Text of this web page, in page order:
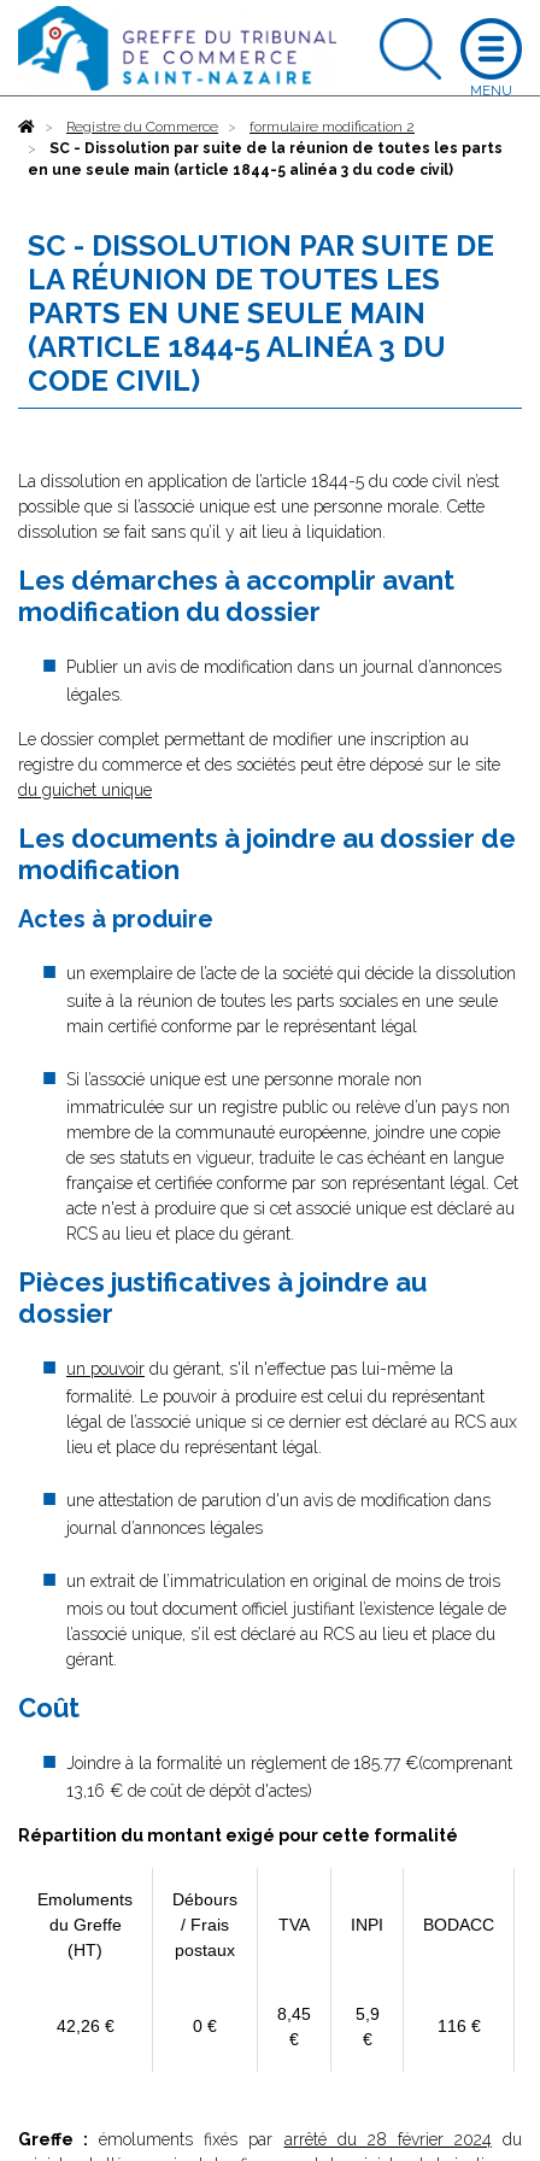
AccueilRegistre du Commerce
formulaire modification 2
SC - Dissolution par suite de la réunion de toutes les parts
en une seule main (article 1844-5 alinéa 3 du code civil)
SC - DISSOLUTION PAR SUITE DE
LA RÉUNION DE TOUTES LES
PARTS EN UNE SEULE MAIN
(ARTICLE 1844-5 ALINÉA 3 DU
CODE CIVIL)
La dissolution en application de l’article 1844-5 du code civil n’est
possible que si l’associé unique est une personne morale. Cette
dissolution se fait sans qu’il y ait lieu à liquidation.
Les démarches à accomplir avant
modification du dossier
Publier un avis de modification dans un journal d’annonces
légales.
Le dossier complet permettant de modifier une inscription au
registre du commerce et des sociétés peut être déposé sur le site
du guichet unique
Les documents à joindre au dossier de
modification
Actes à produire
un exemplaire de l’acte de la société qui décide la dissolution
suite à la réunion de toutes les parts sociales en une seule
main certifié conforme par le représentant légal
Si l’associé unique est une personne morale non
immatriculée sur un registre public ou relève d’un pays non
membre de la communauté européenne, joindre une copie
de ses statuts en vigueur, traduite le cas échéant en langue
française et certifiée conforme par son représentant légal. Cet
acte n'est à produire que si cet associé unique est déclaré au
RCS au lieu et place du gérant.
Pièces justificatives à joindre au
dossier
un pouvoir du gérant, s'il n'effectue pas lui-même la
formalité. Le pouvoir à produire est celui du représentant
légal de l’associé unique si ce dernier est déclaré au RCS aux
lieu et place du représentant légal.
une attestation de parution d'un avis de modification dans
journal d’annonces légales
un extrait de l’immatriculation en original de moins de trois
mois ou tout document officiel justifiant l’existence légale de
l’associé unique, s’il est déclaré au RCS au lieu et place du
gérant.
Coût
Joindre à la formalité un règlement de185.77 €(comprenant
13,16 € de coût de dépôt d'actes)
Répartition du montant exigé pour cette formalité
Emoluments
du Greffe
(HT)
Débours
/ Frais
postaux
TVA INPI BODACC
42,26 € 0 €
8,45
€
5,9
€
116 €
Greffe : émoluments fixés par arrêté du 28 février 2024 du